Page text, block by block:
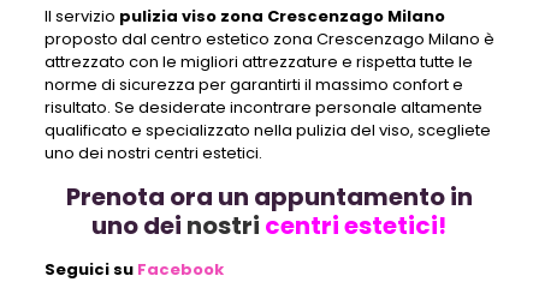
Il servizio pulizia viso zona Crescenzago Milano
proposto dal centro estetico zona Crescenzago Milano è
attrezzato con le migliori attrezzature e rispetta tutte le
norme di sicurezza per garantirti il massimo confort e
risultato. Se desiderate incontrare personale altamente
qualificato e specializzato nella pulizia del viso, scegliete
uno dei nostri centri estetici.
Prenota ora un appuntamento in
uno dei nostri centri estetici!
Seguici su Facebook